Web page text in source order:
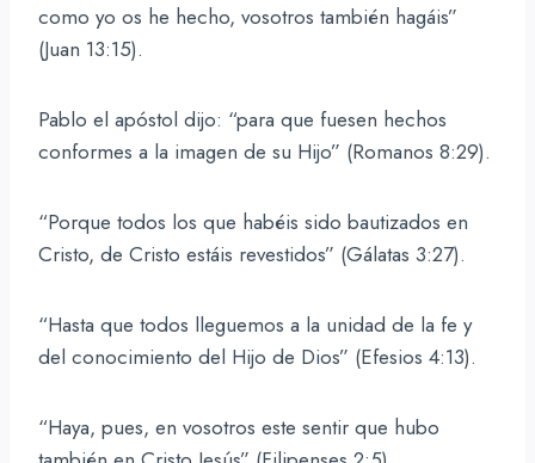
como yo os he hecho, vosotros también hagáis”
(Juan 13:15).
Pablo el apóstol dijo: “para que fuesen hechos
conformes a la imagen de su Hijo” (Romanos 8:29).
“Porque todos los que habéis sido bautizados en
Cristo, de Cristo estáis revestidos” (Gálatas 3:27).
“Hasta que todos lleguemos a la unidad de la fe y
del conocimiento del Hijo de Dios” (Efesios 4:13).
“Haya, pues, en vosotros este sentir que hubo